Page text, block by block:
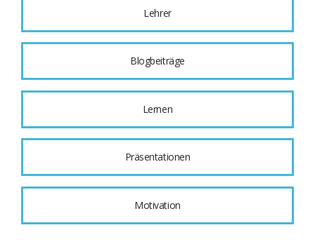
Lehrer
Blogbeiträge
Lernen
Präsentationen
Motivation